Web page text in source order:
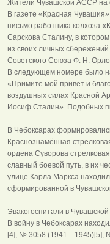
Жители Чувашской АССР на
В газете «Красная
письмо работника колхоза
Сарскова Сталину, в
из своих личных
Советского Союза Ф. Н.
В следующем номере было
«Примите мой привет и
воздушных силах Красной
Иосиф Сталин». Подобных
В Чебоксарах
Краснознамённая
ордена Суворова
славный боевой путь, в их
улице Карла Маркса
сформированной в
Эвакогоспитали в
В войну в Чебоксарах
[4], № 3058 (1941—1945)[5],